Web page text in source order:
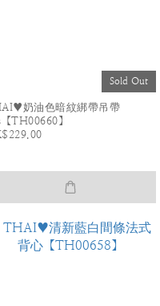
Sold Out
奶油色暗紋綁帶吊帶
TH00660】